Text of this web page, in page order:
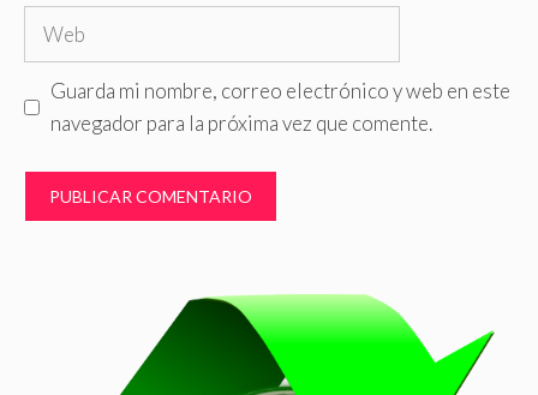
Web
Guarda mi nombre, correo electrónico y web en este
navegador para la próxima vez que comente.